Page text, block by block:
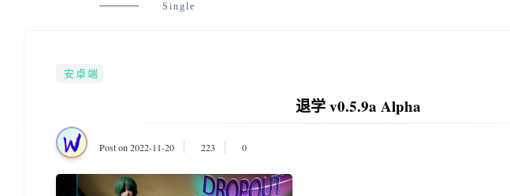
Single
安卓端
退学 v0.5.9a Alpha
Post on 2022-11-20 223 0